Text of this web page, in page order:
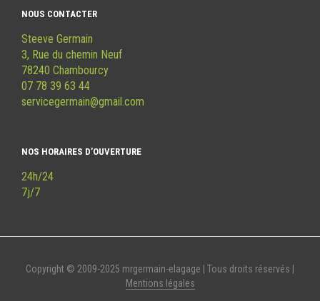
NOUS CONTACTER
Steeve Germain
3, Rue du chemin Neuf
78240 Chambourcy
07 78 39 63 44
servicegermain@gmail.com
NOS HORAIRES D’OUVERTURE
24h/24
7j/7
Copyright © 2009-2025 mrgermain-elagage | Tous droits réservés |
Mentions légales